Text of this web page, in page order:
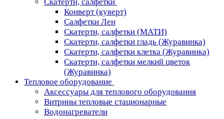
Конверт (куверт)
Салфетки Лен
Скатерти, салфетки (МАТИ)
Скатерти, салфетки гладь (Журавинка)
Скатерти, салфетки клетка (Журавинка)
Скатерти, салфетки мелкий цветок
(Журавинка)
Тепловое оборудование
Аксессуары для теплового оборудования
Витрины тепловые стационарные
Водонагреватели